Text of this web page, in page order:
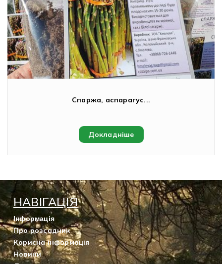
Спаржа, аспарагус...
Докладніше
НАВІГАЦІЯ
Інформація
Про розсадник
Корисна інформація
Новини